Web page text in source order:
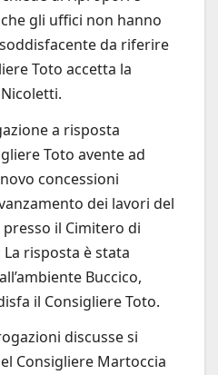
gli uffici non hanno
da riferire
Toto accetta la
a risposta
Toto avente ad
concessioni
dei lavori del
il Cimitero di
risposta è stata
Buccico,
il Consigliere Toto.
discusse si
Consigliere Martoccia